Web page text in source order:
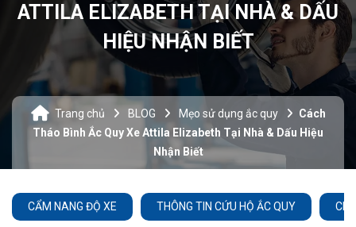
ATTILA ELIZABETH TẠI NHÀ & DẤU
HIỆU NHẬN BIẾT
Trang chủ BLOG Mẹo sử dụng ắc quy
Cách
Tháo Bình Ắc Quy Xe Attila Elizabeth Tại Nhà & Dấu Hiệu
Nhận Biết
CẨM NANG ĐỘ XE THÔNG TIN CỨU HỘ ẮC QUY